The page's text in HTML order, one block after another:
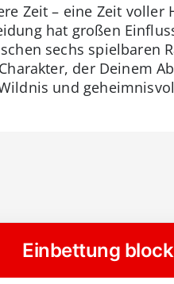
Zeit – eine Zeit
hat großen
sechs spielbaren
der Deinem
und